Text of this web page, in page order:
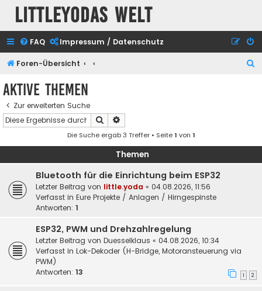
Littleyodas Welt
FAQ Impressum / Datenschutz
Foren-Übersicht
Aktive Themen
Zur erweiterten Suche
Suche
Die Suche ergab 3 Treffer • Seite1 von 1
Themen
Bluetooth für die Einrichtung beim ESP32
Letzter Beitrag von little.yoda « 04.08.2026, 11:56
Verfasst in Eure Projekte / Anlagen / Hirngespinste
Antworten: 1
ESP32, PWM und Drehzahlregelung
Letzter Beitrag von Duesselklaus « 04.08.2026, 10:34
Verfasst in Lok-Dekoder (H-Bridge, Motoransteuerung via
PWM)
Antworten: 13 1 2